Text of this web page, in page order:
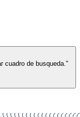
cuadro de busqueda."